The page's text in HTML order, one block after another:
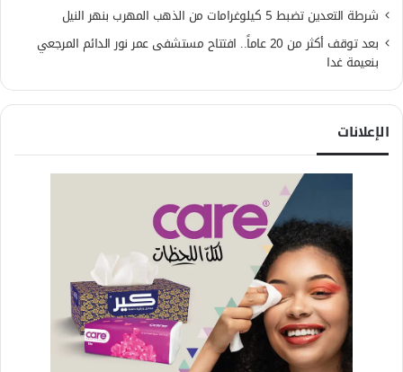
شرطة التعدين تضبط 5 كيلوغرامات من الذهب المهرب بنهر النيل
بعد توقف أكثر من 20 عاماً.. افتتاح مستشفى عمر نور الدائم المرجعي
بنعيمة غدا
الإعلانات